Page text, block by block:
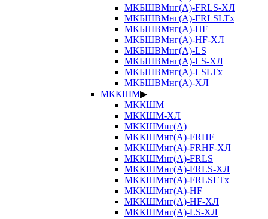
МКБШВМнг(А)-FRLS-ХЛ
МКБШВМнг(А)-FRLSLTx
МКБШВМнг(А)-HF
МКБШВМнг(А)-HF-ХЛ
МКБШВМнг(А)-LS
МКБШВМнг(А)-LS-ХЛ
МКБШВМнг(А)-LSLTx
МКБШВМнг(А)-ХЛ
МККШМ▶
МККШМ
МККШМ-ХЛ
МККШМнг(А)
МККШМнг(А)-FRHF
МККШМнг(А)-FRHF-ХЛ
МККШМнг(А)-FRLS
МККШМнг(А)-FRLS-ХЛ
МККШМнг(А)-FRLSLTx
МККШМнг(А)-HF
МККШМнг(А)-HF-ХЛ
МККШМнг(А)-LS-ХЛ